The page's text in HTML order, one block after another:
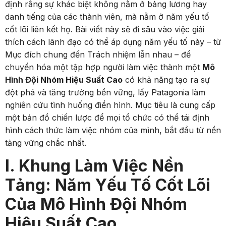
định rằng sự khác biệt không nằm ở bảng lương hay
danh tiếng của các thành viên, mà nằm ở năm yếu tố
cốt lõi liên kết họ. Bài viết này sẽ đi sâu vào việc giải
thích cách lãnh đạo có thể áp dụng năm yếu tố này – từ
Mục đích chung đến Trách nhiệm lẫn nhau – để
chuyển hóa một tập hợp người làm việc thành một Mô
Hình Đội Nhóm Hiệu Suất Cao có khả năng tạo ra sự
đột phá và tăng trưởng bền vững, lấy Patagonia làm
nghiên cứu tình huống điển hình. Mục tiêu là cung cấp
một bản đồ chiến lược để mọi tổ chức có thể tái định
hình cách thức làm việc nhóm của mình, bắt đầu từ nền
tảng vững chắc nhất.
I. Khung Làm Việc Nền
Tảng: Năm Yếu Tố Cốt Lõi
Của Mô Hình Đội Nhóm